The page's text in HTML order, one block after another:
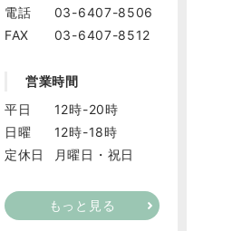
電話
03-6407-8506
FAX
03-6407-8512
営業時間
平日
12時-20時
日曜
12時-18時
定休日
月曜日・祝日
もっと見る